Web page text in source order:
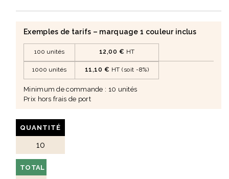
Exemples de tarifs – marquage 1 couleur inclus
100 unités 12,00 € HT
1000 unités 11,10 € HT (soit -8%)
Minimum de commande : 10 unités
Prix hors frais de port
QUANTITÉ
TOTAL